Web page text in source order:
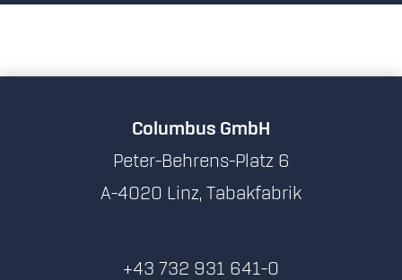
Columbus GmbH
Peter-Behrens-Platz 6
A-4020 Linz, Tabakfabrik
+43 732 931 641-0